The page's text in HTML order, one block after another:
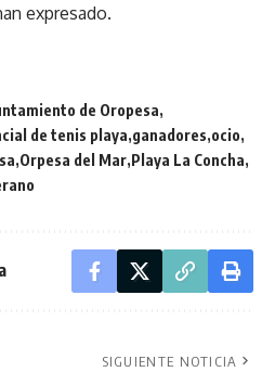
expresado.
de Oropesa
de tenis playa ganadores ocio
Orpesa del Mar Playa La Concha
SIGUIENTE NOTICIA